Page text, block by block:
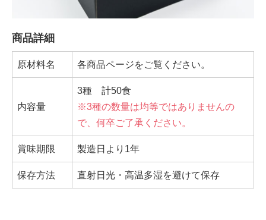
商品詳細
原材料名 各商品ページをご覧ください。
内容量
3種 計50食
※3種の数量は均等ではありませんの
で、何卒ご了承ください。
賞味期限 製造日より1年
保存方法 直射日光・高温多湿を避けて保存